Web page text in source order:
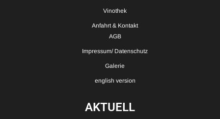
Vinothek
Anfahrt & Kontakt
AGB
Impressum/ Datenschutz
Galerie
english version
AKTUELL